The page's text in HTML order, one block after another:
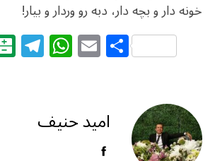
خونه دار و بچه دار، دبه رو وردار و بیار!
B
al T
el
g
ra
W
h
s
A
E
m
l
S
h
e امید حنیف